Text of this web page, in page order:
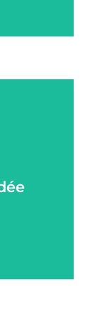
un
mental
stress